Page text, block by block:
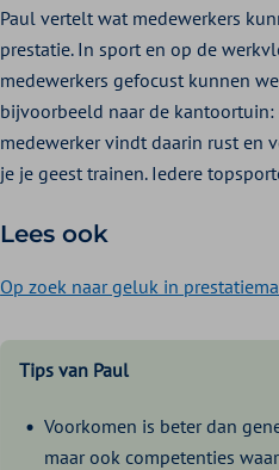
Paul vertelt wat medewerkers
prestatie. In sport en op de
medewerkers gefocust kunnen
bijvoorbeeld naar de kantoortuin:
medewerker vindt daarin rust en
je je geest trainen. Iedere
Lees ook
Op zoek naar geluk in
Tips van Paul
Voorkomen is beter dan
maar ook competenties